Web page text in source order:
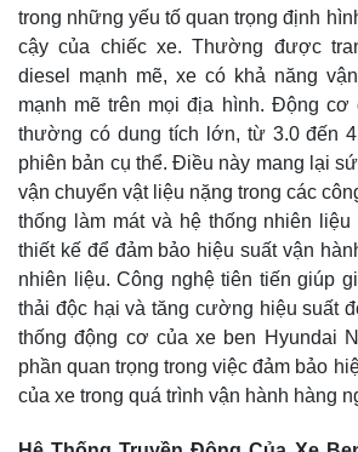
trong những yếu tố quan trọng định
cậy của chiếc xe. Thường được
diesel mạnh mẽ, xe có khả năng
mạnh mẽ trên mọi địa hình. Động cơ
thường có dung tích lớn, từ 3.0 đến
phiên bản cụ thể. Điều này mang lại
vận chuyển vật liệu nặng trong các
thống làm mát và hệ thống nhiên
thiết kế để đảm bảo hiệu suất vận
nhiên liệu. Công nghệ tiên tiến giúp
thải độc hại và tăng cường hiệu suất
thống động cơ của xe ben Hyundai
phần quan trọng trong việc đảm bảo
của xe trong quá trình vận hành hàng